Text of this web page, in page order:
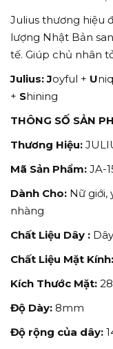
Julius thương hiệu
lượng Nhật Bản
tế. Giúp chủ nhân
Julius: Joyful + U
+ Shining
THÔNG SỐ SẢN
Thương Hiệu:
Mã Sản Phẩm: JA-
Dành Cho: Nữ giới,
nhàng
Chất Liệu Dây :
Chất Liệu Mặt Kính:
Kích Thước Mặt:
Độ Dày: 8mm
Độ rộng của dây: